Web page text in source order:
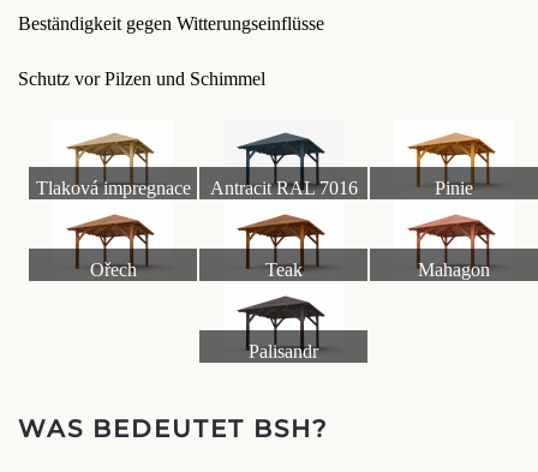
Beständigkeit gegen Witterungseinflüsse
Schutz vor Pilzen und Schimmel
Tlaková impregnace Antracit RAL 7016 Pinie
Ořech Teak Mahagon
Palisandr
WAS BEDEUTET BSH?